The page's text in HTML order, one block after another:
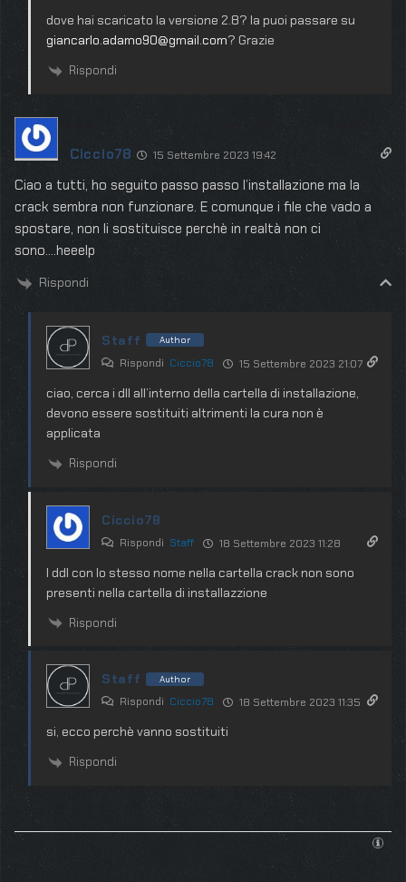
dove hai scaricato la versione 2.8? la puoi passare su
giancarlo.adamo90@gmail.com? Grazie
Rispondi
Ciccio78 15 Settembre 2023 19:42
Ciao a tutti, ho seguito passo passo l’installazione ma la
crack sembra non funzionare. E comunque i file che vado a
spostare, non li sostituisce perchè in realtà non ci
sono….heeelp
Rispondi
Staff Author
Rispondi Ciccio78 15 Settembre 2023 21:07
ciao, cerca i dll all’interno della cartella di installazione,
devono essere sostituiti altrimenti la cura non è
applicata
Rispondi
Ciccio78
Rispondi Staff 18 Settembre 2023 11:28
I ddl con lo stesso nome nella cartella crack non sono
presenti nella cartella di installazzione
Rispondi
Staff Author
Rispondi Ciccio78 18 Settembre 2023 11:35
si, ecco perchè vanno sostituiti
Rispondi